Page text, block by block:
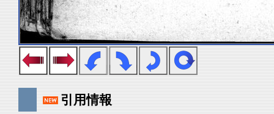
引用情報